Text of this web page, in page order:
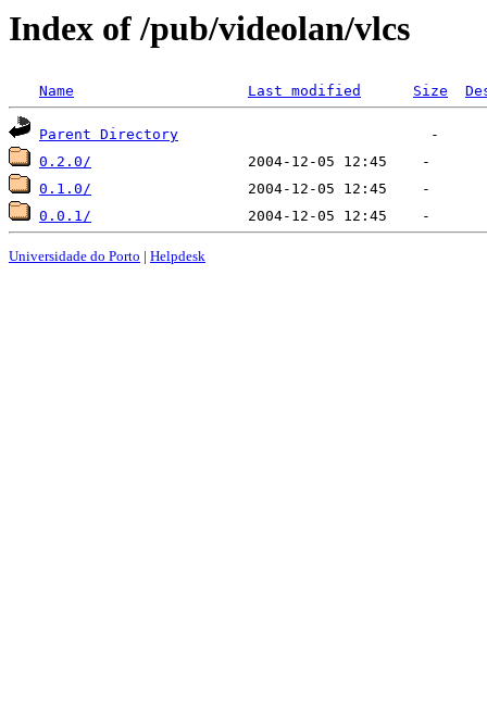
Index of /pub/videolan/vlcs
Name Last modified Size
Parent Directory
0.2.0/
0.1.0/
0.0.1/
Universidade do Porto | Helpdesk